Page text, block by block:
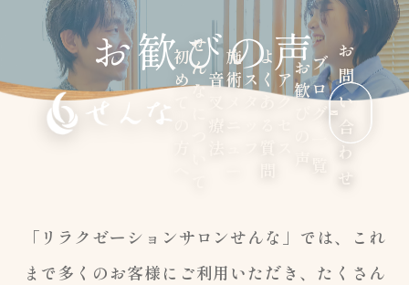
初
め
せ
ん
な音
施
術ス
よ
く
あ
ア
ク
お
歓
ブ
ロ
グ
お
問
い
合
わ
せ
お歓びの声
「リラクゼーションサロンせんな」では、これ
まで多くのお客様にご利用いただき、たくさん